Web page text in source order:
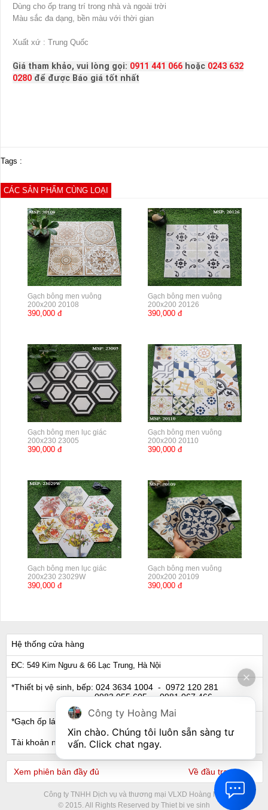
Dùng cho ốp trang trí trong nhà và ngoài trời
Màu sắc đa dạng, bền màu với thời gian
Xuất xứ : Trung Quốc
Giá tham khảo, vui lòng gọi: 0911 441 066 hoặc 0243 632
0280 để được Báo giá tốt nhất
Tags :
CÁC SẢN PHẨM CÙNG LOẠI
Gạch bông men vuông
200x200 20108
390,000 đ
Gạch bông men vuông
200x200 20126
390,000 đ
Gạch bông men lục giác
200x230 23005
390,000 đ
Gạch bông men vuông
200x200 20110
390,000 đ
Gạch bông men lục giác
200x230 23029W
390,000 đ
Gạch bông men vuông
200x200 20109
390,000 đ
Hệ thống cửa hàng
ĐC: 549 Kim Ngưu & 66 Lạc Trung, Hà Nội
*Thiết bị vệ sinh, bếp: 024 3634 1004 - 0972 120 281
0983 055 605- 0981 067 466
*Gạch ốp lát, Ngói: 024 3632 0280 - 0911 441 066
Tài khoản ngân hàng
Xem phiên bản đầy đủ Về đầu trang
Công ty TNHH Dịch vụ và thương mại VLXD Hoàng Mai
© 2015. All Rights Reserved by Thiet bi ve sinh
Công ty Hoàng Mai
Xin chào. Chúng tôi luôn sẵn sàng tư
vấn. Click chat ngay.